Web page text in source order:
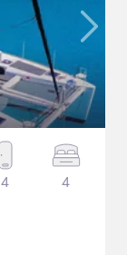
4 4